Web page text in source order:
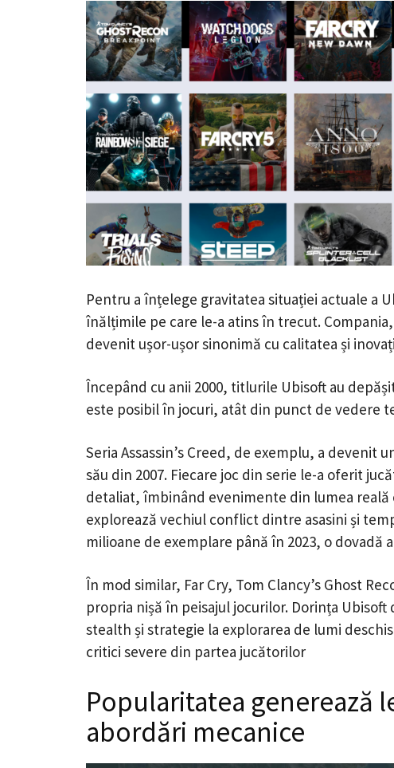
Pentru a înțelege gravitatea situației actuale a
înălțimile pe care le-a atins în trecut.
devenit ușor-ușor sinonimă cu calitatea și
Începând cu anii 2000, titlurile Ubisoft au
este posibil în jocuri, atât din punct de vedere
Seria Assassin’s Creed, de exemplu, a
său din 2007. Fiecare joc din serie le-a oferit
detaliat, îmbinând evenimente din lumea reală
explorează vechiul conflict dintre asasini și
milioane de exemplare până în 2023, o dovadă
În mod similar, Far Cry, Tom Clancy’s Ghost
propria nișă în peisajul jocurilor. Dorința Ubisoft
stealth și strategie la explorarea de lumi
critici severe din partea jucătorilor
Popularitatea generează
abordări mecanice